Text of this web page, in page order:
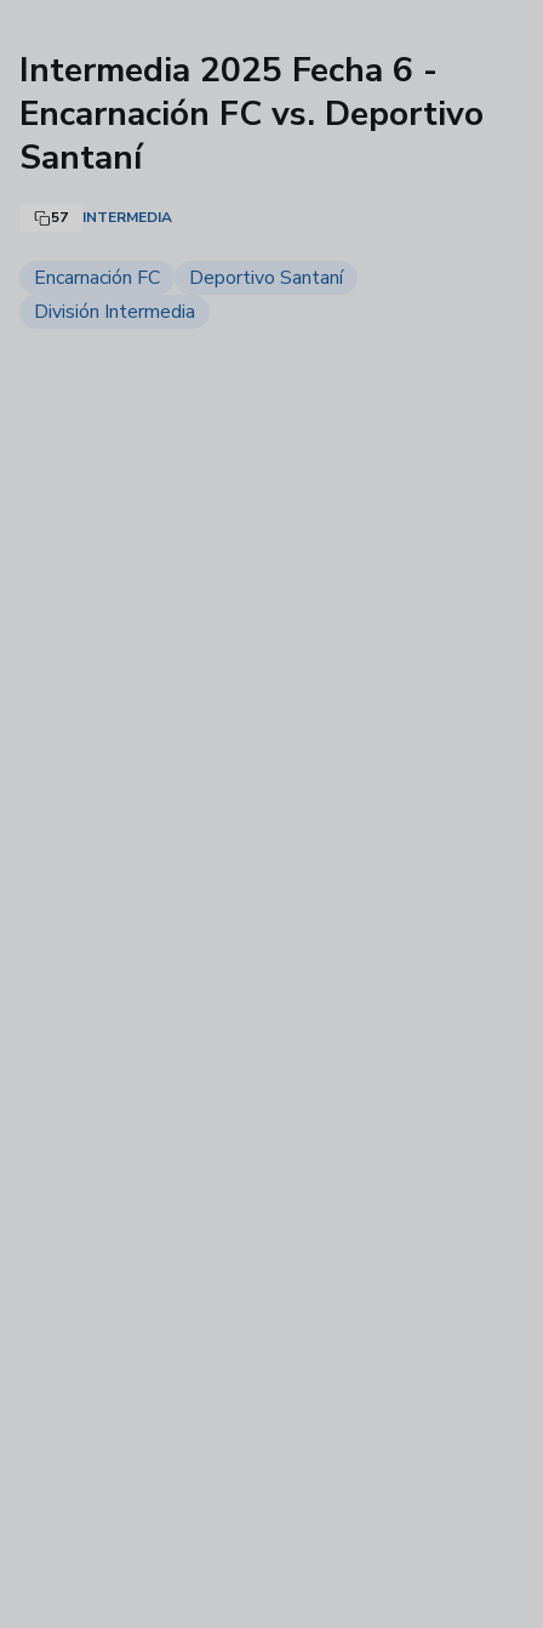
Intermedia 2025 Fecha 6 -
Encarnación FC vs. Deportivo
Santaní
57 INTERMEDIA
Encarnación FC
Deportivo Santaní
División Intermedia